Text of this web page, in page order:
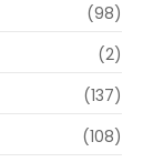
(98)
(2)
(137)
(108)